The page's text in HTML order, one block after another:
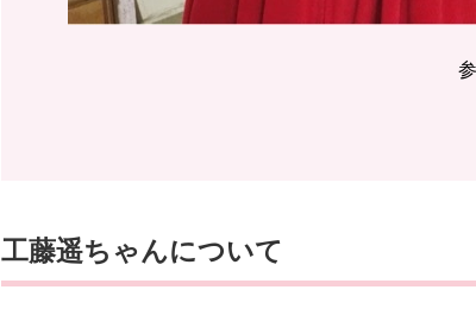
工藤遥ちゃんについて